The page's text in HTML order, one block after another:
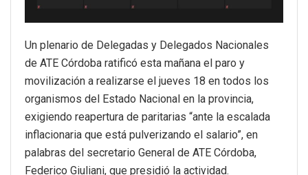
Un plenario de Delegadas y Delegados Nacionales
de ATE Córdoba ratificó esta mañana el paro y
movilización a realizarse el jueves 18 en todos los
organismos del Estado Nacional en la provincia,
exigiendo reapertura de paritarias “ante la escalada
inflacionaria que está pulverizando el salario”, en
palabras del secretario General de ATE Córdoba,
Federico Giuliani, que presidió la actividad.